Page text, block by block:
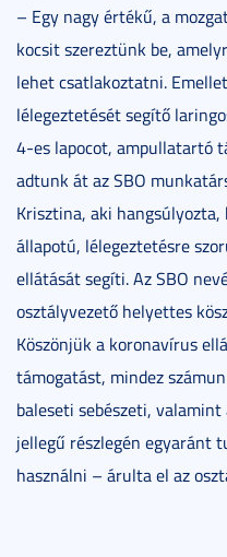
– Egy nagy értékű, a
kocsit szereztünk be,
lehet csatlakoztatni.
lélegeztetését segítő
4-es lapocot, ampullatartó
adtunk át az SBO
Krisztina, aki
állapotú, lélegeztetésre
ellátását segíti. Az SBO
osztályvezető helyettes
Köszönjük a koronavírus
támogatást, mindez
baleseti sebészeti,
jellegű részlegén egyaránt
használni – árulta el az